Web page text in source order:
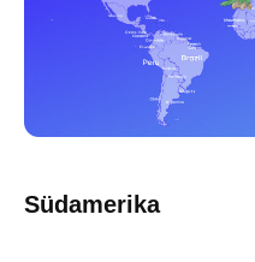
Südamerika